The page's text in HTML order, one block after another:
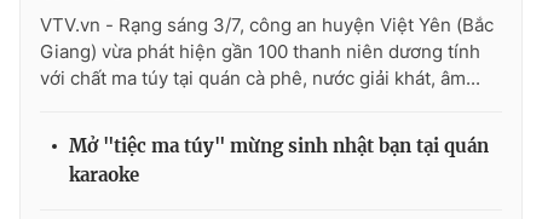
Cơ quan chủ quản: Đài Truyền hình Việt Nam
Cơ quan báo chí:Thời báo VTV
cấp ngày 29/12/2023
Tổng Biên tập:
VTV.vn - Rạng sáng 3/7, công an huyện Việt Yên (Bắc
Giang) vừa phát hiện gần 100 thanh niên dương tính
với chất ma túy tại quán cà phê, nước giải khát, âm...
Mở "tiệc ma túy" mừng sinh nhật bạn tại quán
karaoke